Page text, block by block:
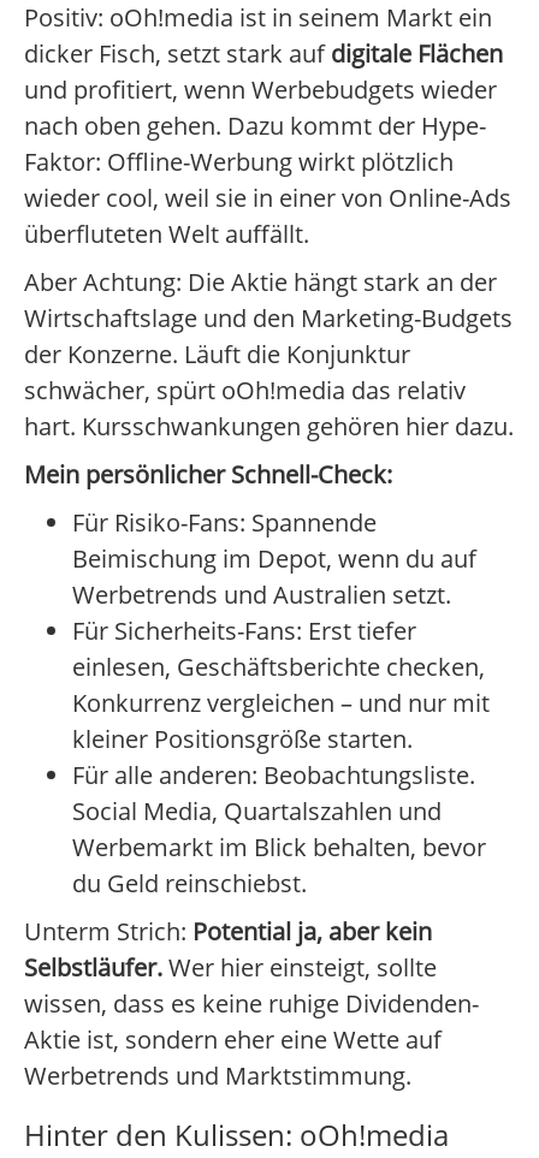
Positiv: oOh!media ist in seinem Markt ein
dicker Fisch, setzt stark aufdigitale Flächen
und profitiert, wenn Werbebudgets wieder
nach oben gehen. Dazu kommt der Hype-
Faktor: Offline-Werbung wirkt plötzlich
wieder cool, weil sie in einer von Online-Ads
überfluteten Welt auffällt.
Aber Achtung: Die Aktie hängt stark an der
Wirtschaftslage und den Marketing-Budgets
der Konzerne. Läuft die Konjunktur
schwächer, spürt oOh!media das relativ
hart. Kursschwankungen gehören hier dazu.
Mein persönlicher Schnell-Check:
Für Risiko-Fans: Spannende
Beimischung im Depot, wenn du auf
Werbetrends und Australien setzt.
Für Sicherheits-Fans: Erst tiefer
einlesen, Geschäftsberichte checken,
Konkurrenz vergleichen – und nur mit
kleiner Positionsgröße starten.
Für alle anderen: Beobachtungsliste.
Social Media, Quartalszahlen und
Werbemarkt im Blick behalten, bevor
du Geld reinschiebst.
Unterm Strich: Potential ja, aber kein
Selbstläufer.Wer hier einsteigt, sollte
wissen, dass es keine ruhige Dividenden-
Aktie ist, sondern eher eine Wette auf
Werbetrends und Marktstimmung.
Hinter den Kulissen: oOh!media